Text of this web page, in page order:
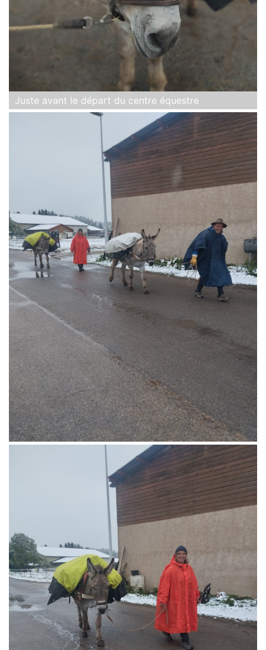
Juste avant le départ du centre équestre